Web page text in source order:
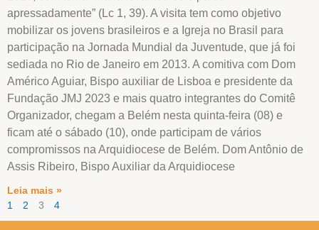
apressadamente” (Lc 1, 39). A visita tem como objetivo
mobilizar os jovens brasileiros e a Igreja no Brasil para
participação na Jornada Mundial da Juventude, que já foi
sediada no Rio de Janeiro em 2013. A comitiva com Dom
Américo Aguiar, Bispo auxiliar de Lisboa e presidente da
Fundação JMJ 2023 e mais quatro integrantes do Comitê
Organizador, chegam a Belém nesta quinta-feira (08) e
ficam até o sábado (10), onde participam de vários
compromissos na Arquidiocese de Belém. Dom Antônio de
Assis Ribeiro, Bispo Auxiliar da Arquidiocese
Leia mais »
1 2 3 4